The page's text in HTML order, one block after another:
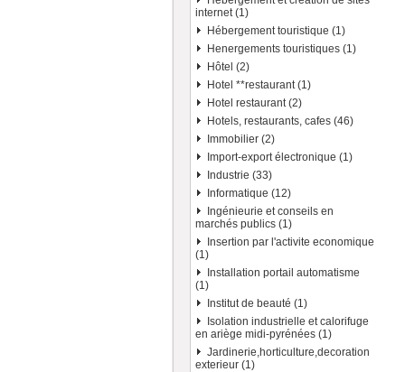
internet (1)
Hébergement touristique (1)
Henergements touristiques (1)
Hôtel (2)
Hotel **restaurant (1)
Hotel restaurant (2)
Hotels, restaurants, cafes (46)
Immobilier (2)
Import-export électronique (1)
Industrie (33)
Informatique (12)
Ingénieurie et conseils en
marchés publics (1)
Insertion par l'activite economique
(1)
Installation portail automatisme
(1)
Institut de beauté (1)
Isolation industrielle et calorifuge
en ariège midi-pyrénées (1)
Jardinerie,horticulture,decoration
exterieur (1)